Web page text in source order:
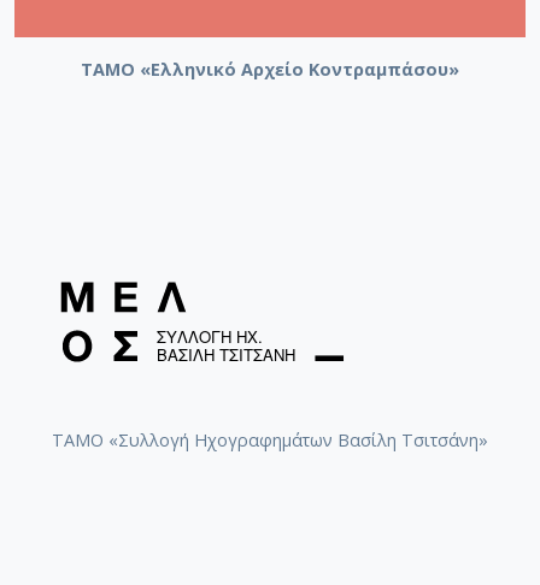
ΤΑΜΟ «Ελληνικό Αρχείο Κοντραμπάσου»
ΤΑΜΟ «Συλλογή Ηχογραφημάτων Βασίλη Τσιτσάνη»